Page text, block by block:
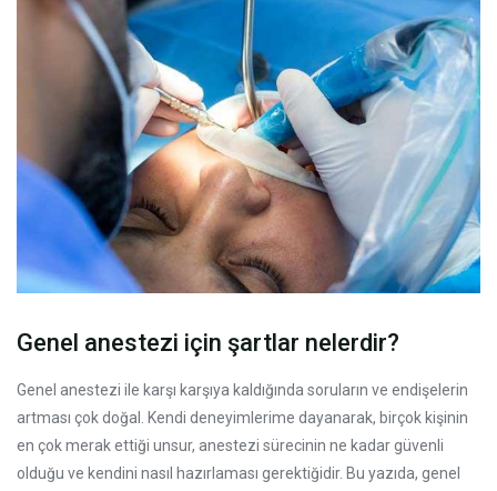
Genel anestezi için şartlar nelerdir?
Genel anestezi ile karşı karşıya kaldığında soruların ve endişelerin
artması çok doğal. Kendi deneyimlerime dayanarak, birçok kişinin
en çok merak ettiği unsur, anestezi sürecinin ne kadar güvenli
olduğu ve kendini nasıl hazırlaması gerektiğidir. Bu yazıda, genel